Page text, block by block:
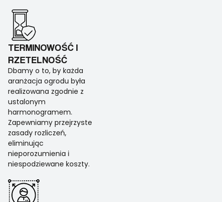
TERMINOWOŚĆ I
RZETELNOŚĆ
Dbamy o to, by każda
aranżacja ogrodu była
realizowana zgodnie z
ustalonym
harmonogramem.
Zapewniamy przejrzyste
zasady rozliczeń,
eliminując
nieporozumienia i
niespodziewane koszty.